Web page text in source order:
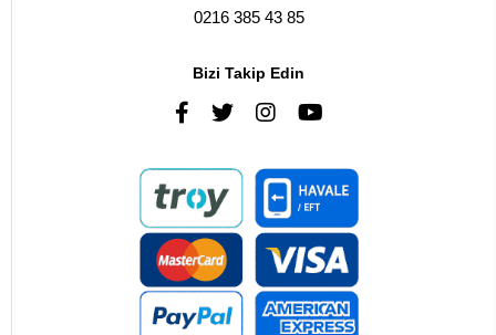
0216 385 43 85
Bizi Takip Edin